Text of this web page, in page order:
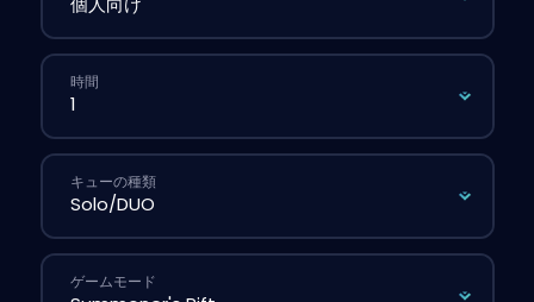
時間
キューの種類
ゲームモード